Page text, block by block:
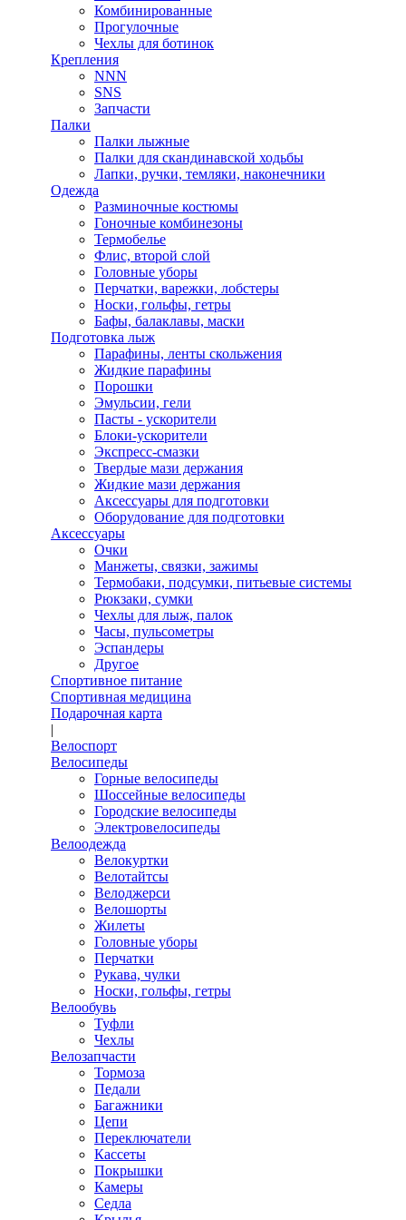
Комбинированные
Прогулочные
Чехлы для ботинок
Крепления
NNN
SNS
Запчасти
Палки
Палки лыжные
Палки для скандинавской ходьбы
Лапки, ручки, темляки, наконечники
Одежда
Разминочные костюмы
Гоночные комбинезоны
Термобелье
Флис, второй слой
Головные уборы
Перчатки, варежки, лобстеры
Носки, гольфы, гетры
Бафы, балаклавы, маски
Подготовка лыж
Парафины, ленты скольжения
Жидкие парафины
Порошки
Эмульсии, гели
Пасты - ускорители
Блоки-ускорители
Экспресс-смазки
Твердые мази держания
Жидкие мази держания
Аксессуары для подготовки
Оборудование для подготовки
Аксессуары
Очки
Манжеты, связки, зажимы
Термобаки, подсумки, питьевые системы
Рюкзаки, сумки
Чехлы для лыж, палок
Часы, пульсометры
Эспандеры
Другое
Спортивное питание
Спортивная медицина
Подарочная карта
|
Велоспорт
Велосипеды
Горные велосипеды
Шоссейные велосипеды
Городские велосипеды
Электровелосипеды
Велоодежда
Велокуртки
Велотайтсы
Велоджерси
Велошорты
Жилеты
Головные уборы
Перчатки
Рукава, чулки
Носки, гольфы, гетры
Велообувь
Туфли
Чехлы
Велозапчасти
Тормоза
Педали
Багажники
Цепи
Переключатели
Кассеты
Покрышки
Камеры
Седла